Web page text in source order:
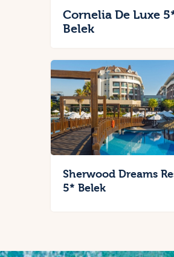
Cornelia De Luxe
Belek
Sherwood Dreams
5* Belek